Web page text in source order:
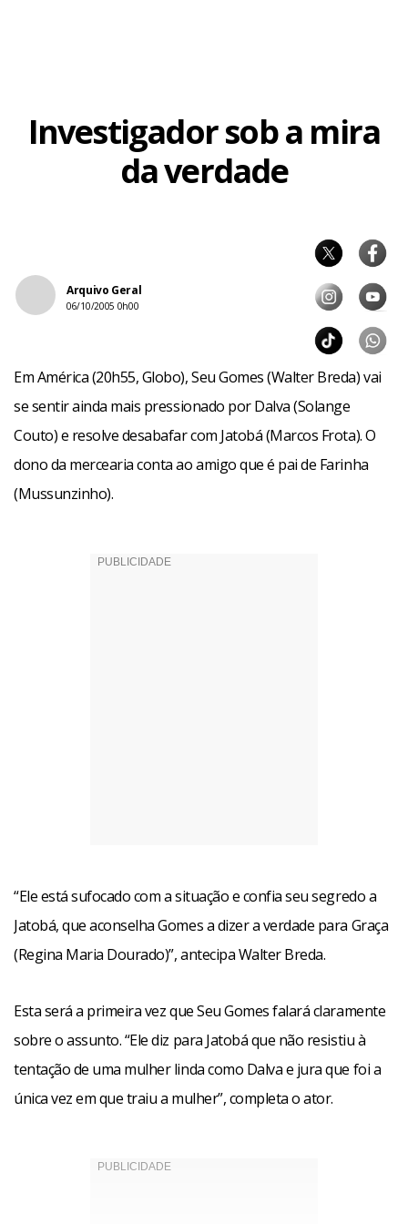
Investigador sob a mira
da verdade
Arquivo Geral
06/10/2005 0h00
Em América (20h55, Globo), Seu Gomes (Walter Breda) vai
se sentir ainda mais pressionado por Dalva (Solange
Couto) e resolve desabafar com Jatobá (Marcos Frota). O
dono da mercearia conta ao amigo que é pai de Farinha
(Mussunzinho).
“Ele está sufocado com a situação e confia seu segredo a
Jatobá, que aconselha Gomes a dizer a verdade para Graça
(Regina Maria Dourado)”, antecipa Walter Breda.
Esta será a primeira vez que Seu Gomes falará claramente
sobre o assunto. “Ele diz para Jatobá que não resistiu à
tentação de uma mulher linda como Dalva e jura que foi a
única vez em que traiu a mulher”, completa o ator.